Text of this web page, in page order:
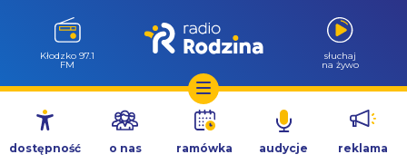
Przejdź
treści
Kłodzko 97.1
FM
słuchaj
na żywo
dostępność o nas ramówka audycje reklama